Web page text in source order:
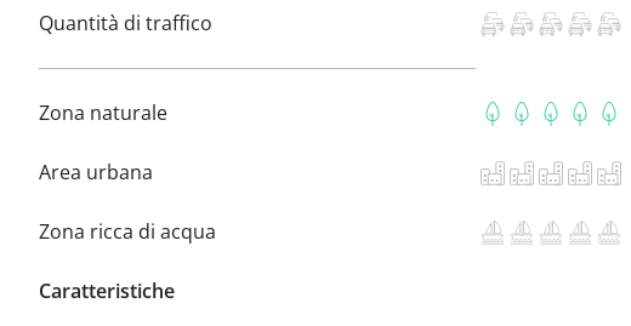
Quantità di traffico
Zona naturale
Area urbana
Zona ricca di acqua
Caratteristiche